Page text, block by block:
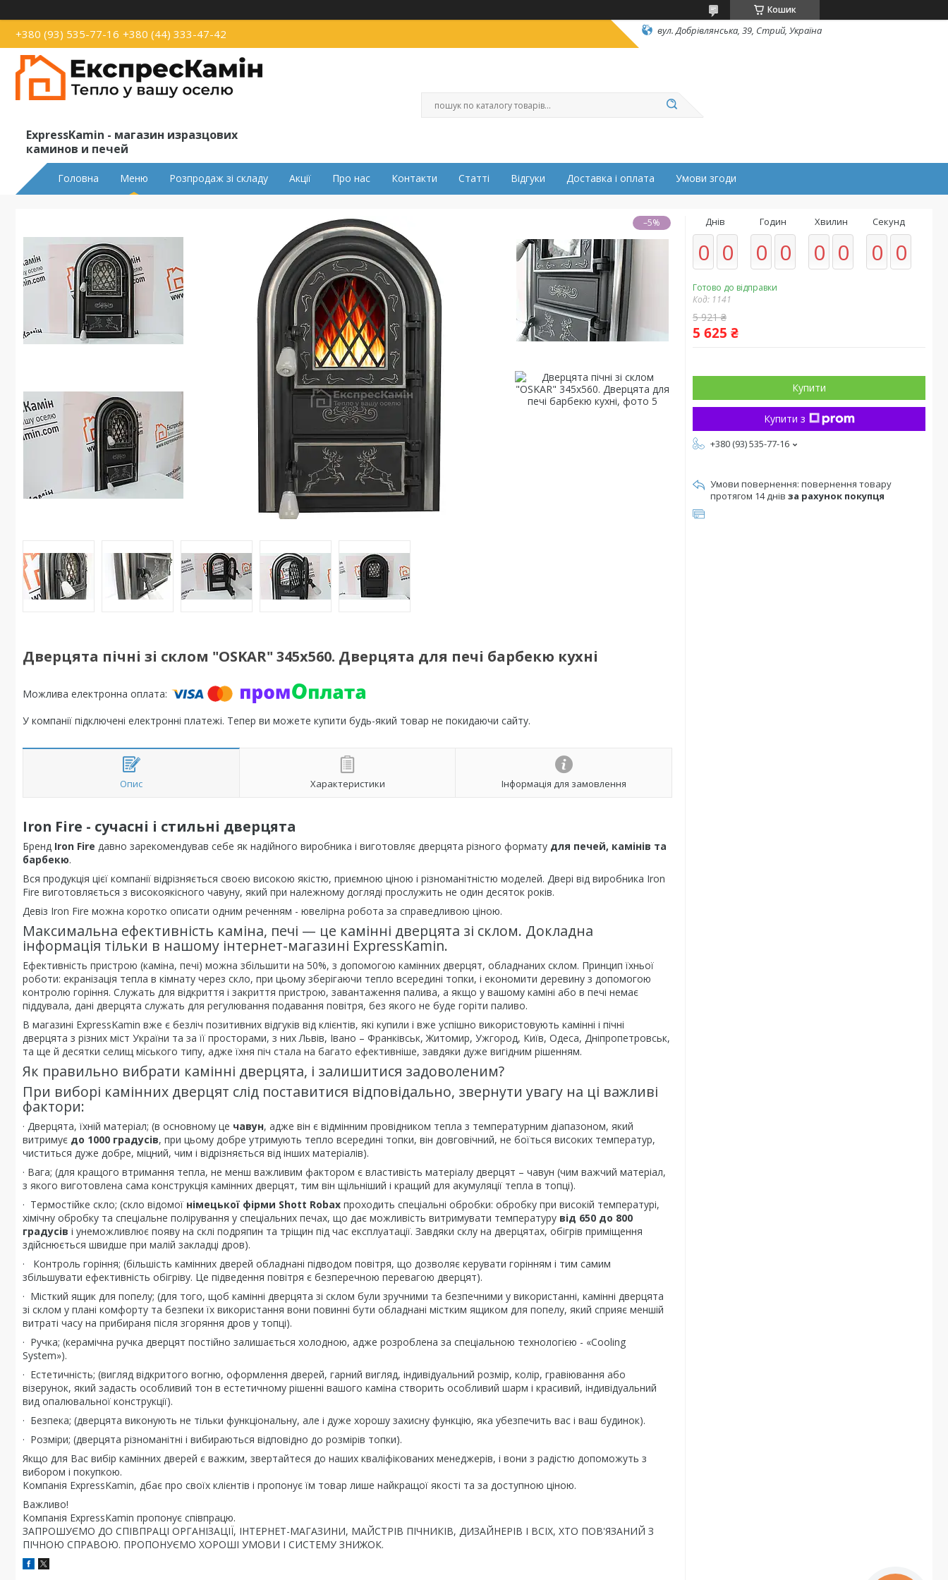
Кошик
+380 (93) 535-77-16 +380 (44) 333-47-42 вул. Добрівлянська, 39, Стрий, Україна
ExpressKamin - магазин изразцових
каминов и печей
Головна Меню Розпродаж зі складу Акції Про нас Контакти Статті Відгуки Доставка і оплата Умови згоди
–5%
Дверцята пічні зі склом "OSKAR" 345х560. Дверцята для печі барбекю кухні
У компанії підключені електронні платежі. Тепер ви можете купити будь-який товар не покидаючи сайту.
Опис Характеристики Інформація для замовлення
Iron Fire - сучасні і стильні дверцята
Бренд Iron Fire давно зарекомендував себе як надійного виробника і виготовляє дверцята різного формату для печей, камінів та
барбекю.
Вся продукція цієї компанії відрізняється своєю високою якістю, приємною ціною і різноманітністю моделей. Двері від виробника Iron
Fire виготовляється з високоякісного чавуну, який при належному догляді прослужить не один десяток років.
Девіз Iron Fire можна коротко описати одним реченням - ювелірна робота за справедливою ціною.
Максимальна ефективність каміна, печі — це камінні дверцята зі склом. Докладна
інформація тільки в нашому інтернет-магазині ExpressKamin.
Ефективність пристрою (каміна, печі) можна збільшити на 50%, з допомогою камінних дверцят, обладнаних склом. Принцип їхньої
роботи: екранізація тепла в кімнату через скло, при цьому зберігаючи тепло всередині топки, і економити деревину з допомогою
контролю горіння. Служать для відкриття і закриття пристрою, завантаження палива, а якщо у вашому каміні або в печі немає
піддувала, дані дверцята служать для регулювання подавання повітря, без якого не буде горіти паливо.
В магазині ExpressKamin вже є безліч позитивних відгуків від клієнтів, які купили і вже успішно використовують камінні і пічні
дверцята з різних міст України та за її просторами, з них Львів, Івано – Франківськ, Житомир, Ужгород, Київ, Одеса, Дніпропетровськ,
та ще й десятки селищ міського типу, адже їхня піч стала на багато ефективніше, завдяки дуже вигідним рішенням.
Як правильно вибрати камінні дверцята, і залишитися задоволеним?
При виборі камінних дверцят слід поставитися відповідально, звернути увагу на ці важливі
фактори:
· Дверцята, їхній матеріал; (в основному це чавун, адже він є відмінним провідником тепла з температурним діапазоном, який
витримує до 1000 градусів, при цьому добре утримують тепло всередині топки, він довговічний, не боїться високих температур,
чиститься дуже добре, міцний, чим і відрізняється від інших матеріалів).
· Вага; (для кращого втримання тепла, не менш важливим фактором є властивість матеріалу дверцят – чавун (чим важчий матеріал,
з якого виготовлена сама конструкція камінних дверцят, тим він щільніший і кращий для акумуляції тепла в топці).
· Термостійке скло; (скло відомої німецької фірми Shott Robax проходить спеціальні обробки: обробку при високій температурі,
хімічну обробку та спеціальне полірування у спеціальних печах, що дає можливість витримувати температуру від 650 до 800
градусів і унеможливлює появу на склі подряпин та тріщин під час експлуатації. Завдяки склу на дверцятах, обігрів приміщення
здійснюється швидше при малій закладці дров).
· Контроль горіння; (більшість камінних дверей обладнані підводом повітря, що дозволяє керувати горінням і тим самим
збільшувати ефективність обігріву. Це підведення повітря є безперечною перевагою дверцят).
· Місткий ящик для попелу; (для того, щоб камінні дверцята зі склом були зручними та безпечними у використанні, камінні дверцята
зі склом у плані комфорту та безпеки їх використання вони повинні бути обладнані містким ящиком для попелу, який сприяє меншій
витраті часу на прибираня після згоряння дров у топці).
· Ручка; (керамічна ручка дверцят постійно залишається холодною, адже розроблена за спеціальною технологією - «Cooling
System»).
· Естетичність; (вигляд відкритого вогню, оформлення дверей, гарний вигляд, індивідуальний розмір, колір, гравіювання або
візерунок, який задасть особливий тон в естетичному рішенні вашого каміна створить особливий шарм і красивий, індивідуальний
вид опалювальної конструкції).
· Безпека; (дверцята виконують не тільки функціональну, але і дуже хорошу захисну функцію, яка убезпечить вас і ваш будинок).
· Розміри; (дверцята різноманітні і вибираються відповідно до розмірів топки).
Якщо для Вас вибір камінних дверей є важким, звертайтеся до наших кваліфікованих менеджерів, і вони з радістю допоможуть з
вибором і покупкою.
Компанія ExpressKamin, дбає про своїх клієнтів і пропонує їм товар лише найкращої якості та за доступною ціною.
Важливо!
Компанія ExpressKamin пропонує співпрацю.
ЗАПРОШУЄМО ДО СПІВПРАЦІ ОРГАНІЗАЦІЇ, ІНТЕРНЕТ-МАГАЗИНИ, МАЙСТРІВ ПІЧНИКІВ, ДИЗАЙНЕРІВ І ВСІХ, ХТО ПОВ'ЯЗАНИЙ З
ПІЧНОЮ СПРАВОЮ. ПРОПОНУЄМО ХОРОШІ УМОВИ І СИСТЕМУ ЗНИЖОК.
Днів
0 0
Годин
0 0
Хвилин
0 0
Секунд
0 0
Готово до відправки
Код: 1141
5 921 ₴
5 625 ₴
Купити
Купити з
+380 (93) 535-77-16
повернення товару
протягом 14 днів за рахунок покупця